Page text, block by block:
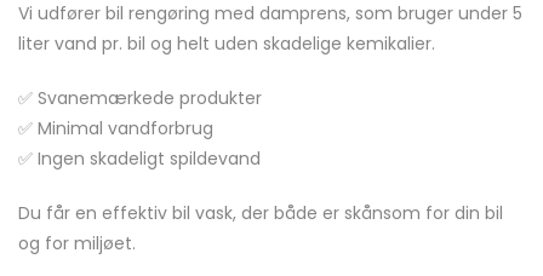
Vi udfører bil rengøring med damprens, som bruger under 5
liter vand pr. bil og helt uden skadelige kemikalier.
✅ Svanemærkede produkter
✅ Minimal vandforbrug
✅ Ingen skadeligt spildevand
Du får en effektiv bil vask, der både er skånsom for din bil
og for miljøet.